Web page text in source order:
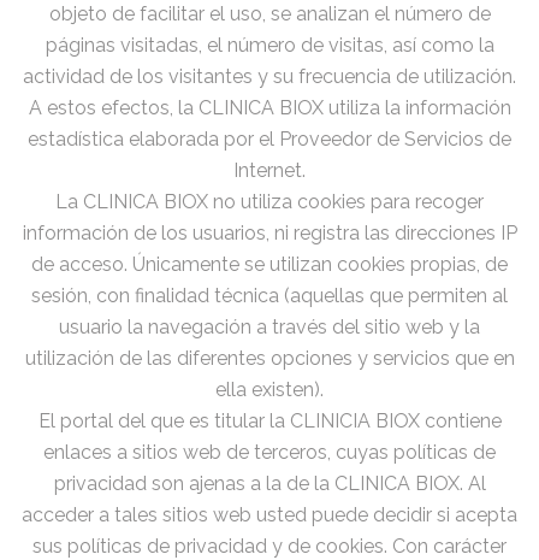
objeto de facilitar el uso, se analizan el número de
páginas visitadas, el número de visitas, así como la
actividad de los visitantes y su frecuencia de utilización.
A estos efectos, la CLINICA BIOX utiliza la información
estadística elaborada por el Proveedor de Servicios de
Internet.
La CLINICA BIOX no utiliza cookies para recoger
información de los usuarios, ni registra las direcciones IP
de acceso. Únicamente se utilizan cookies propias, de
sesión, con finalidad técnica (aquellas que permiten al
usuario la navegación a través del sitio web y la
utilización de las diferentes opciones y servicios que en
ella existen).
El portal del que es titular la CLINICIA BIOX contiene
enlaces a sitios web de terceros, cuyas políticas de
privacidad son ajenas a la de la CLINICA BIOX. Al
acceder a tales sitios web usted puede decidir si acepta
sus políticas de privacidad y de cookies. Con carácter